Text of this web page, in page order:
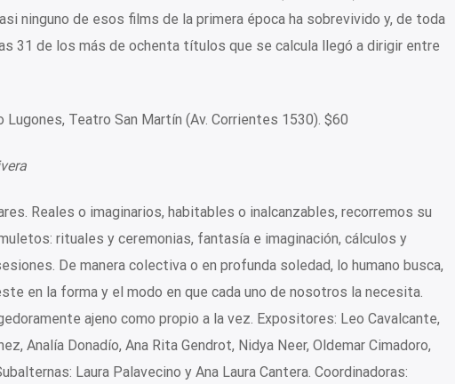
ninguno de esos films de la primera época ha sobrevivido y, de toda
31 de los más de ochenta títulos que se calcula llegó a dirigir entre
Lugones, Teatro San Martín (Av. Corrientes 1530). $60
Reales o imaginarios, habitables o inalcanzables, recorremos su
rituales y ceremonias, fantasía e imaginación, cálculos y
De manera colectiva o en profunda soledad, lo humano busca,
en la forma y el modo en que cada uno de nosotros la necesita.
ajeno como propio a la vez. Expositores: Leo Cavalcante,
Analía Donadío, Ana Rita Gendrot, Nidya Neer, Oldemar Cimadoro,
Laura Palavecino y Ana Laura Cantera. Coordinadoras: